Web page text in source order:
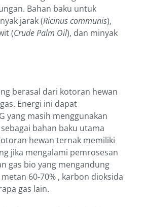
Bahan baku untuk
jarak (Ricinus communis),
(Crude Palm Oil), dan minyak
berasal dari kotoran hewan
Energi ini dapat
yang masih menggunakan
bahan baku utama
hewan ternak memiliki
jika mengalami pemrosesan
gas bio yang mengandung
60-70% , karbon dioksida
gas lain.